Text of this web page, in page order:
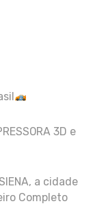
3D e
a cidade
Completo